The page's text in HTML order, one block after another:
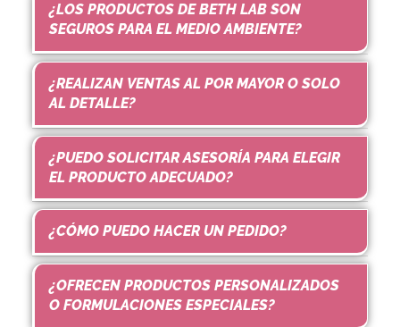
¿LOS PRODUCTOS DE BETH LAB SON
SEGUROS PARA EL MEDIO AMBIENTE?
¿REALIZAN VENTAS AL POR MAYOR O SOLO
AL DETALLE?
¿PUEDO SOLICITAR ASESORÍA PARA ELEGIR
EL PRODUCTO ADECUADO?
¿CÓMO PUEDO HACER UN PEDIDO?
¿OFRECEN PRODUCTOS PERSONALIZADOS
O FORMULACIONES ESPECIALES?